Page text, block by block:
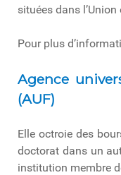
situées dans
Pour plus
Agence
(AUF)
Elle octroie des
doctorat dans un
institution membre